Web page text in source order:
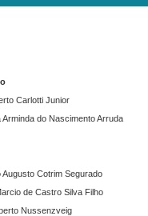
Carlotti Junior
Arminda do Nascimento Arruda
Cotrim Segurado
de Castro Silva Filho
Nussenzveig